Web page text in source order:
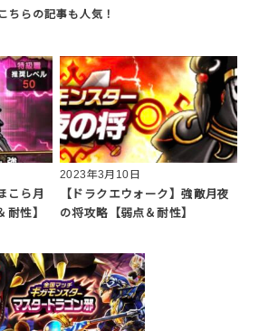
こら月
耐性】
2023年3月10日
【ドラクエウォーク】強敵月夜
の将攻略【弱点＆耐性】